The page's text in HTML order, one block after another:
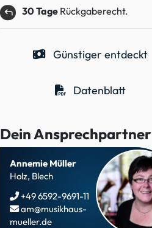
30 Tage Rückgaberecht.
Günstiger entdeckt
Datenblatt
Dein Ansprechpartner
Annemie Müller
Holz, Blech
+49 6592-9691-11
am@musikhaus-
mueller.de